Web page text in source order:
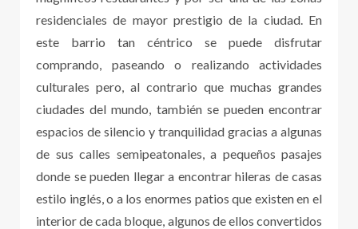
residenciales de mayor prestigio de la ciudad. En
este barrio tan céntrico se puede disfrutar
comprando, paseando o realizando actividades
culturales pero, al contrario que muchas grandes
ciudades del mundo, también se pueden encontrar
espacios de silencio y tranquilidad gracias a algunas
de sus calles semipeatonales, a pequeños pasajes
donde se pueden llegar a encontrar hileras de casas
estilo inglés, o a los enormes patios que existen en el
interior de cada bloque, algunos de ellos convertidos